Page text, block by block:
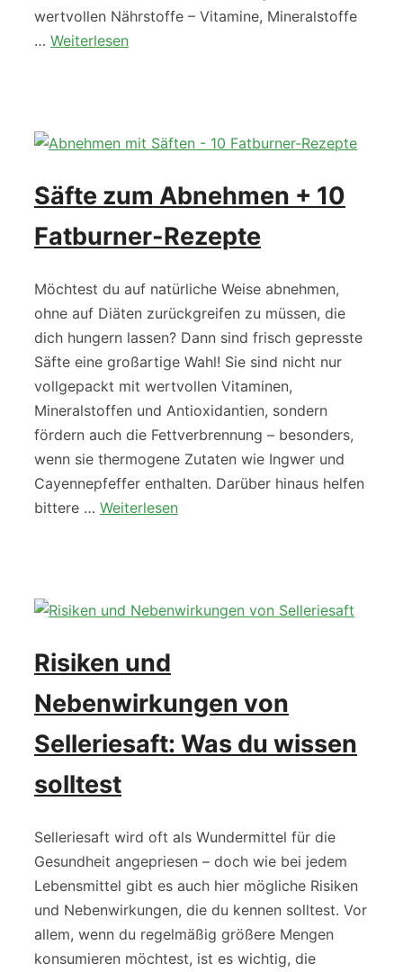
wertvollen Nährstoffe – Vitamine, Mineralstoffe
… Weiterlesen
Säfte zum Abnehmen + 10
Fatburner-Rezepte
Möchtest du auf natürliche Weise abnehmen,
ohne auf Diäten zurückgreifen zu müssen, die
dich hungern lassen? Dann sind frisch gepresste
Säfte eine großartige Wahl! Sie sind nicht nur
vollgepackt mit wertvollen Vitaminen,
Mineralstoffen und Antioxidantien, sondern
fördern auch die Fettverbrennung – besonders,
wenn sie thermogene Zutaten wie Ingwer und
Cayennepfeffer enthalten. Darüber hinaus helfen
bittere … Weiterlesen
Risiken und
Nebenwirkungen von
Selleriesaft: Was du wissen
solltest
Selleriesaft wird oft als Wundermittel für die
Gesundheit angepriesen – doch wie bei jedem
Lebensmittel gibt es auch hier mögliche Risiken
und Nebenwirkungen, die du kennen solltest. Vor
allem, wenn du regelmäßig größere Mengen
konsumieren möchtest, ist es wichtig, die